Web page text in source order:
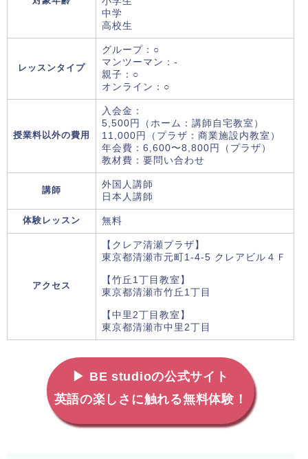
中学
高校生
レッスンタイプ
グループ：○
マンツーマン：-
親子：○
オンライン：○
授業料以外の費用
入会金：
5,500円（ホーム：講師自宅教室）
11,000円（プラザ：商業施設内教室）
年会費：6,600〜8,800円（プラザ）
教材費：要問い合わせ
講師
外国人講師
日本人講師
体験レッスン 無料
アクセス
【クレア清瀬プラザ】
東京都清瀬市元町1-4-5 クレアビル４Ｆ
【竹丘1丁目教室】
東京都清瀬市竹丘1丁目
【中里2丁目教室】
東京都清瀬市中里2丁目
▶ BE studioの公式サイト
英語の楽しさに触れる無料体験！